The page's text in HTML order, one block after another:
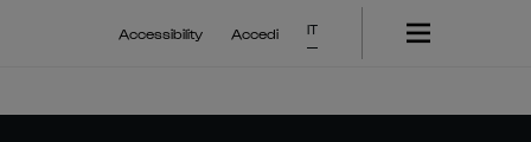
Accessibility Accedi IT